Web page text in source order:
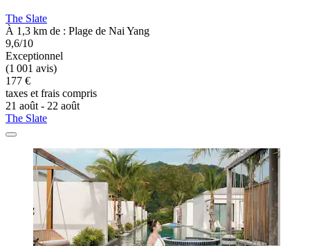
The Slate
À 1,3 km de : Plage de Nai Yang
9,6/10
Exceptionnel
(1 001 avis)
177 €
taxes et frais compris
21 août - 22 août
The Slate